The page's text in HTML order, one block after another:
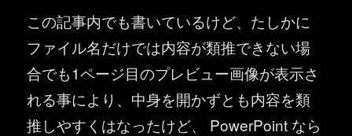
この記事内でも書いているけど、たしかに
ファイル名だけでは内容が類推できない場
合でも1ページ目のプレビュー画像が表示さ
れる事により、中身を開かずとも内容を類
推しやすくはなったけど、 PowerPoint なら